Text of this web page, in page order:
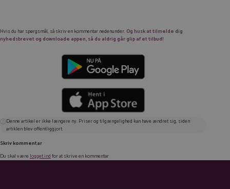
Hvis du har spørgsmål, så skriv en kommentar nedenunder. Og husk at tilmelde dig
nyhedsbrevet og downloade appen, så du aldrig går glip af et tilbud!
Denne artikel er ikke længere ny. Priser og tilgængelighed kan have ændret sig, siden
artiklen blev offentliggjort.
Skriv kommentar
Du skal værelogget indfor at skrive en kommentar